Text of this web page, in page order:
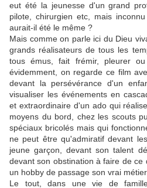
eut été la jeunesse d'un grand
pilote, chirurgien etc, mais
aurait-il été le même ?
Mais comme on parle ici du Dieu
grands réalisateurs de tous les
tous émus, fait frémir, pleurer
évidemment, on regarde ce film
devant la persévérance d'un
visualiser les événements en
et extraordinaire d'un ado qui
moyens du bord, chez les scouts
spéciaux bricolés mais qui
ne peut être qu'admiratif devant
jeune garçon, devant son talent
devant son obstination à faire de
un hobby de passage son vrai métier.
Le tout, dans une vie de